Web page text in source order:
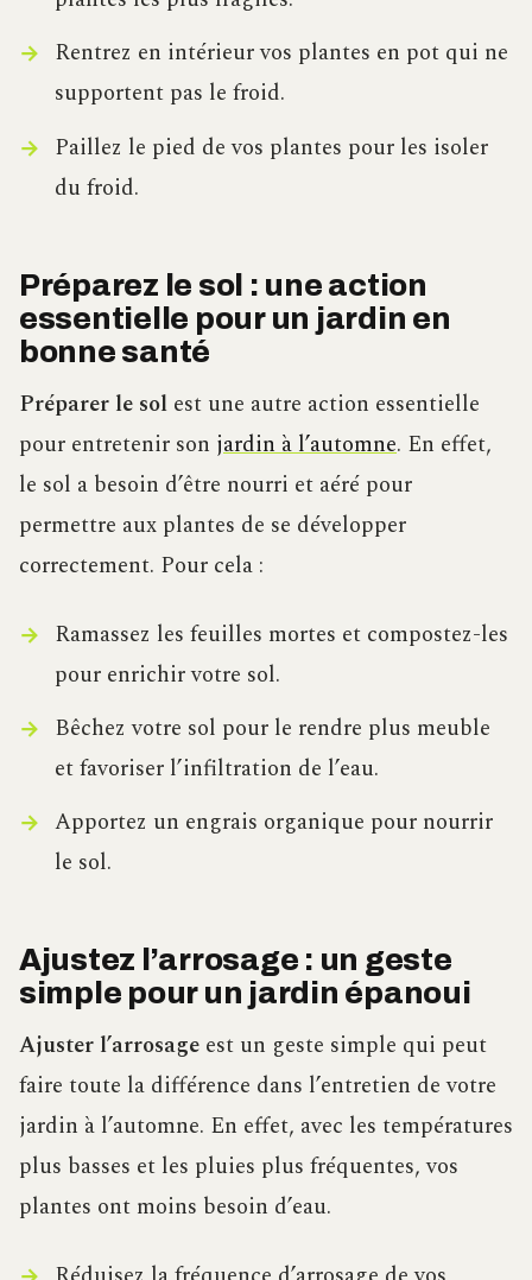
Rentrez en intérieur vos plantes en pot qui ne
supportent pas le froid.
Paillez le pied de vos plantes pour les isoler
du froid.
Préparez le sol : une action
essentielle pour un jardin en
bonne santé
Préparer le sol est une autre action essentielle
pour entretenir son jardin à l’automne. En effet,
le sol a besoin d’être nourri et aéré pour
permettre aux plantes de se développer
correctement. Pour cela :
Ramassez les feuilles mortes et compostez-les
pour enrichir votre sol.
Bêchez votre sol pour le rendre plus meuble
et favoriser l’infiltration de l’eau.
Apportez un engrais organique pour nourrir
le sol.
Ajustez l’arrosage : un geste
simple pour un jardin épanoui
Ajuster l’arrosage est un geste simple qui peut
faire toute la différence dans l’entretien de votre
jardin à l’automne. En effet, avec les températures
plus basses et les pluies plus fréquentes, vos
plantes ont moins besoin d’eau.